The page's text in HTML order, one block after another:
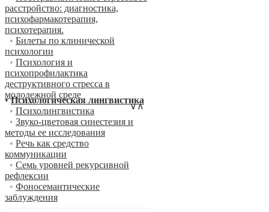
расстройство: диагностика,
психофармакотерапия,
психотерапия.
• Билеты по клинической
психологии
• Психология и
психопрофилактика
деструктивного стресса в
молодежной среде
∨∧
•Психологическая лингвистика
• Психолингвистика
• Звуко-цветовая синестезия и
методы ее исследования
• Речь как средство
коммуникации
• Семь уровней рекурсивной
рефлексии
• Фоносемантические
заблуждения